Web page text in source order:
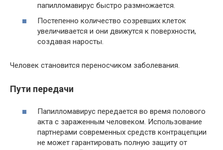
папилломавирус быстро размножается.
Постепенно количество созревших клеток
увеличивается и они движутся к поверхности,
создавая наросты.
Человек становится переносчиком заболевания.
Пути передачи
Папилломавирус передается во время полового
акта с зараженным человеком. Использование
партнерами современных средств контрацепции
не может гарантировать полную защиту от